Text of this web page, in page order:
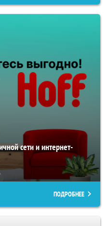
сети и интернет-
ПОДРОБНЕЕ